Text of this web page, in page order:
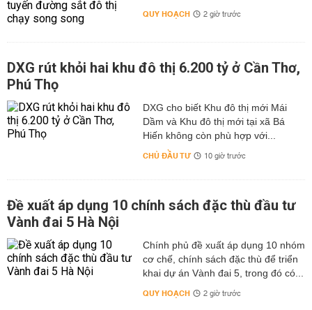
QUY HOẠCH 2 giờ trước
DXG rút khỏi hai khu đô thị 6.200 tỷ ở Cần Thơ,
Phú Thọ
DXG cho biết Khu đô thị mới Mái
Dầm và Khu đô thị mới tại xã Bá
Hiến không còn phù hợp với...
CHỦ ĐẦU TƯ 10 giờ trước
Đề xuất áp dụng 10 chính sách đặc thù đầu tư
Vành đai 5 Hà Nội
Chính phủ đề xuất áp dụng 10 nhóm
cơ chế, chính sách đặc thù để triển
khai dự án Vành đai 5, trong đó có...
QUY HOẠCH 2 giờ trước